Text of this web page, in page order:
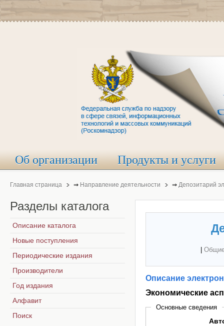
Об организации Продукты и услуги
Главная страница ⇒ Направление деятельности ⇒ Депозитарий
Описание
Экономические
Основные сведения
Разделы каталога
Описание каталога
Новые поступления
Периодические издания
Производители
Год издания
Алфавит
Поиск